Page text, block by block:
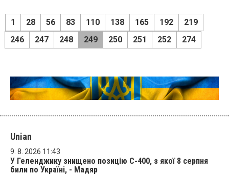
1 28 56 83 110 138 165 192
219
246
247 248 249 250 251 252 274
Unian
9. 8. 2026 11:43
У Геленджику знищено позицію С-400, з якої 8 серпня
били по Україні, - Мадяр